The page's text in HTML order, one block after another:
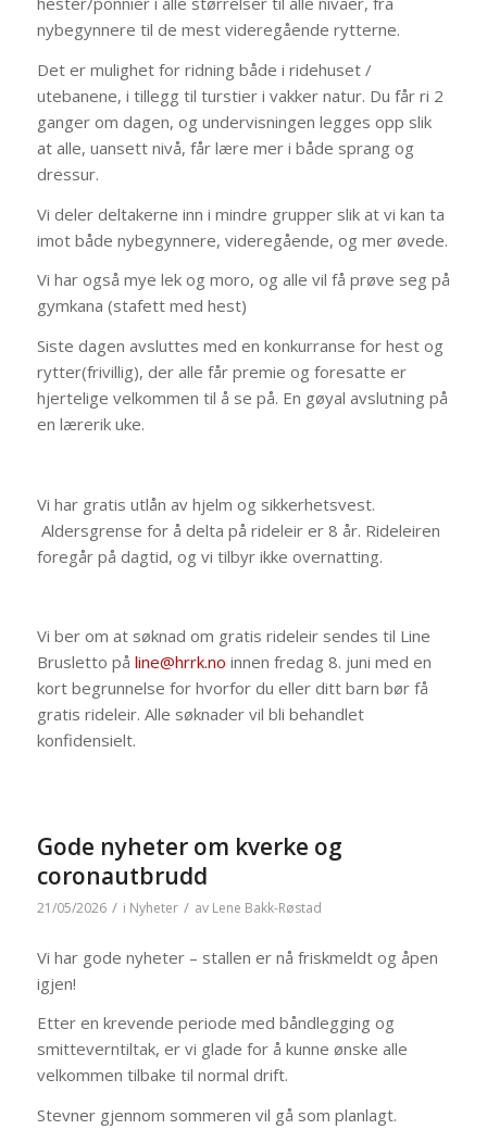
nybegynnere til de mest videregående rytterne.
Det er mulighet for ridning både i ridehuset /
utebanene, i tillegg til turstier i vakker natur. Du får ri 2
ganger om dagen, og undervisningen legges opp slik
at alle, uansett nivå, får lære mer i både sprang og
dressur.
Vi deler deltakerne inn i mindre grupper slik at vi kan ta
imot både nybegynnere, videregående, og mer øvede.
Vi har også mye lek og moro, og alle vil få prøve seg på
gymkana (stafett med hest)
Siste dagen avsluttes med en konkurranse for hest og
rytter(frivillig), der alle får premie og foresatte er
hjertelige velkommen til å se på. En gøyal avslutning på
en lærerik uke.
Vi har gratis utlån av hjelm og sikkerhetsvest.
Aldersgrense for å delta på rideleir er 8 år. Rideleiren
foregår på dagtid, og vi tilbyr ikke overnatting.
Vi ber om at søknad om gratis rideleir sendes til Line
Brusletto på line@hrrk.no innen fredag 8. juni med en
kort begrunnelse for hvorfor du eller ditt barn bør få
gratis rideleir. Alle søknader vil bli behandlet
konfidensielt.
Gode nyheter om kverke og
coronautbrudd
21/05/2026 / i Nyheter / av Lene Bakk-Røstad
Vi har gode nyheter – stallen er nå friskmeldt og åpen
igjen!
Etter en krevende periode med båndlegging og
smitteverntiltak, er vi glade for å kunne ønske alle
velkommen tilbake til normal drift.
Stevner gjennom sommeren vil gå som planlagt.